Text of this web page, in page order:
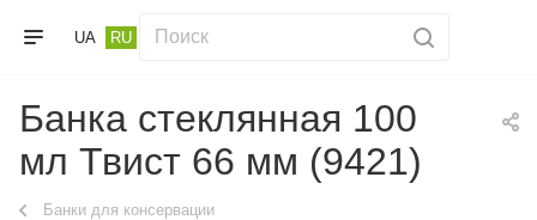
UA RU
Банка стеклянная 100
мл Твист 66 мм (9421)
Банки для консервации